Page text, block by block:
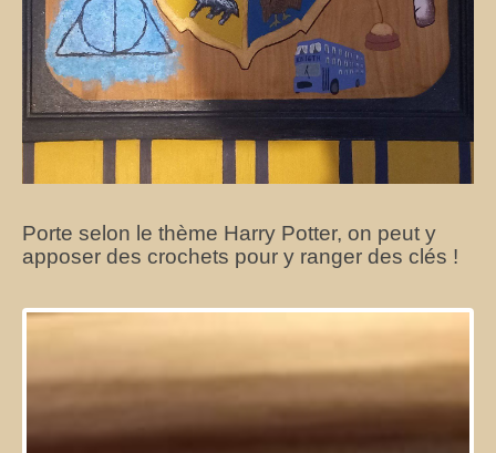
Porte selon le thème Harry Potter, on peut y
apposer des crochets pour y ranger des clés !